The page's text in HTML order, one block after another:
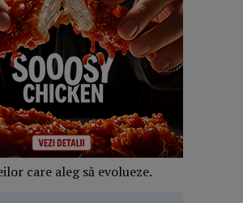
care aleg să evolueze.